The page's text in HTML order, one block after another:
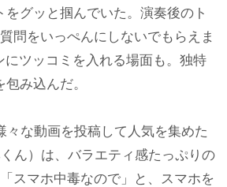
をグッと掴んでいた。演奏後のト
問をいっぺんにしないでもらえま
ツッコミを入れる場面も。独特
み込んだ。
々な動画を投稿して人気を集めた
ん）は、バラエティ感たっぷりの
スマホ中毒なので」と、スマホを